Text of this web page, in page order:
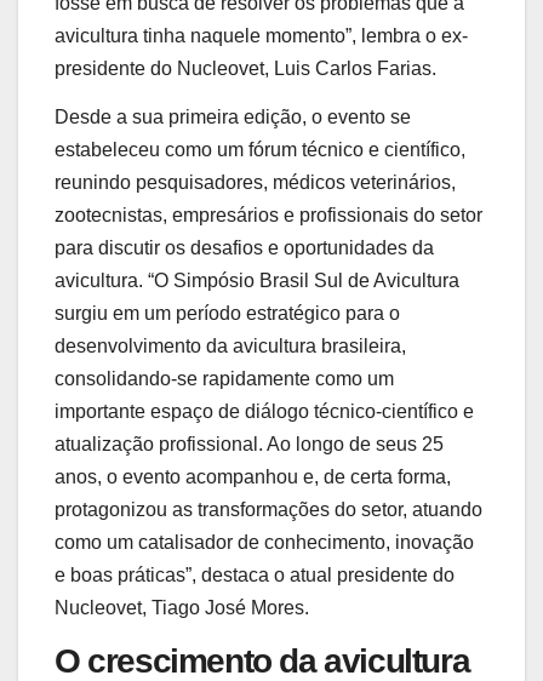
avicultura tinha naquele momento”, lembra o ex-
presidente do Nucleovet, Luis Carlos Farias.
Desde a sua primeira edição, o evento se
estabeleceu como um fórum técnico e científico,
reunindo pesquisadores, médicos veterinários,
zootecnistas, empresários e profissionais do setor
para discutir os desafios e oportunidades da
avicultura. “O Simpósio Brasil Sul de Avicultura
surgiu em um período estratégico para o
desenvolvimento da avicultura brasileira,
consolidando-se rapidamente como um
importante espaço de diálogo técnico-científico e
atualização profissional. Ao longo de seus 25
anos, o evento acompanhou e, de certa forma,
protagonizou as transformações do setor, atuando
como um catalisador de conhecimento, inovação
e boas práticas”, destaca o atual presidente do
Nucleovet, Tiago José Mores.
O crescimento da avicultura